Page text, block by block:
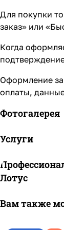
Для покупки
заказ» или
Когда
Оформление
оплаты,
Фотогалерея
Услуги
Лотус
Вам также